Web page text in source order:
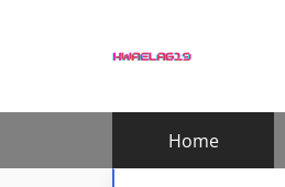
Home